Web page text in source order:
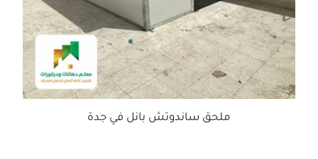
ملحق ساندوتش بانل في جدة